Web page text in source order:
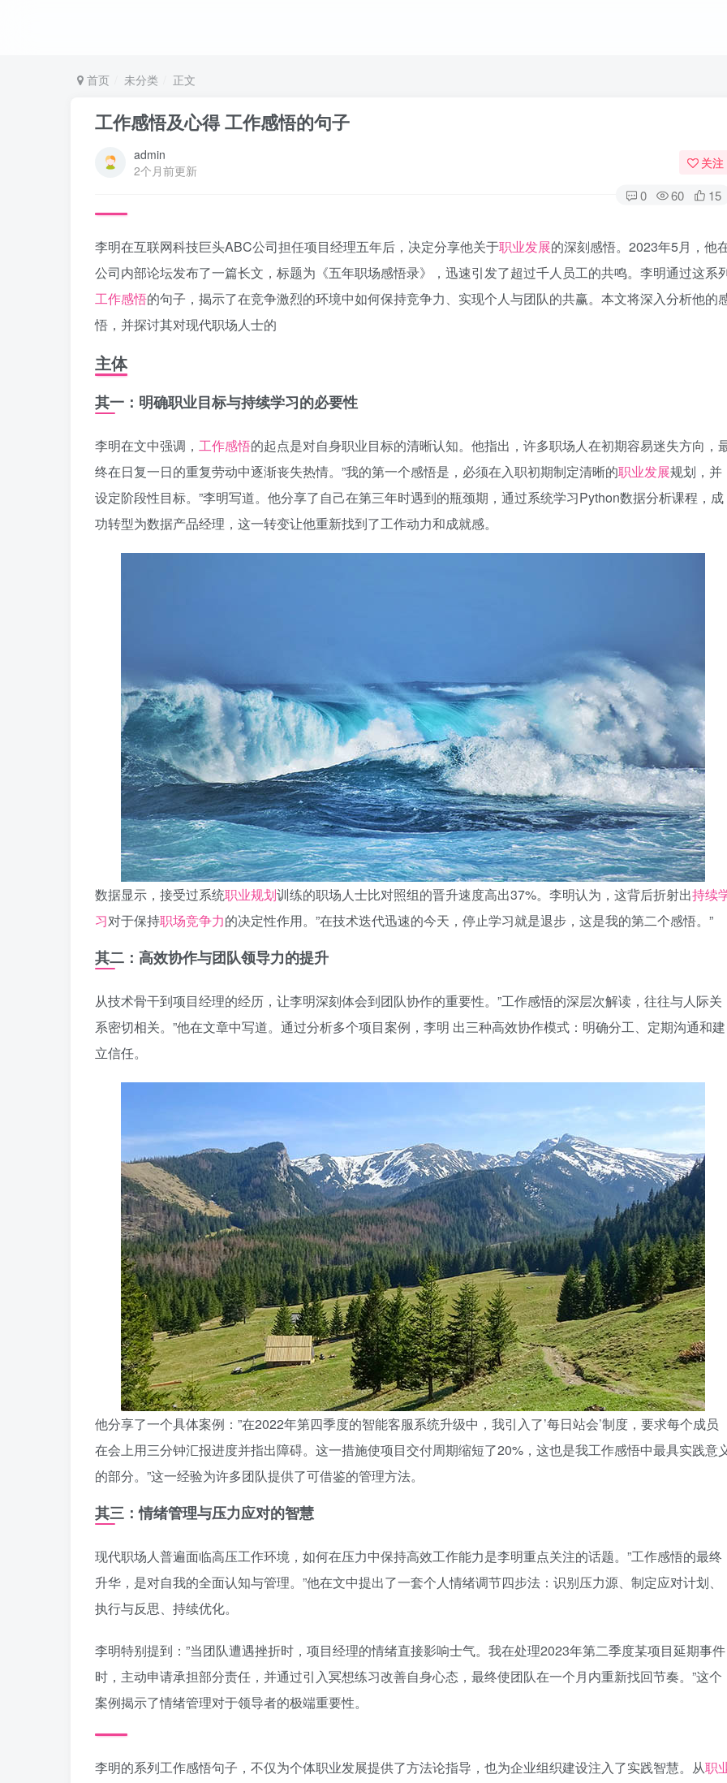
首页 未分类 正文
工作感悟及心得 工作感悟的句子
admin
2个月前更新
关注
0 60 15
李明在互联网科技巨头ABC公司担任项目经理五年后，决定分享他关于职业发展的深刻感悟。2023年5月，他
公司内部论坛发布了一篇长文，标题为《五年职场感悟录》，迅速引发了超过千人员工的共鸣。李明通过这系
工作感悟的句子，揭示了在竞争激烈的环境中如何保持竞争力、实现个人与团队的共赢。本文将深入分析他的
悟，并探讨其对现代职场人士的
主体
其一：明确职业目标与持续学习的必要性
李明在文中强调， 工作感悟的起点是对自身职业目标的清晰认知。他指出，许多职场人在初期容易迷失方向，
终在日复一日的重复劳动中逐渐丧失热情。”我的第一个感悟是，必须在入职初期制定清晰的职业发展规划，并
设定阶段性目标。”李明写道。他分享了自己在第三年时遇到的瓶颈期，通过系统学习Python数据分析课程，成
功转型为数据产品经理，这一转变让他重新找到了工作动力和成就感。
数据显示，接受过系统职业规划训练的职场人士比对照组的晋升速度高出37%。李明认为，这背后折射出持续
习对于保持职场竞争力的决定性作用。”在技术迭代迅速的今天，停止学习就是退步，这是我的第二个感悟。”
其二：高效协作与团队领导力的提升
从技术骨干到项目经理的经历，让李明深刻体会到团队协作的重要性。”工作感悟的深层次解读，往往与人际关
系密切相关。”他在文章中写道。通过分析多个项目案例，李明 出三种高效协作模式：明确分工、定期沟通和建
立信任。
他分享了一个具体案例：”在2022年第四季度的智能客服系统升级中，我引入了’每日站会’制度，要求每个成员
在会上用三分钟汇报进度并指出障碍。这一措施使项目交付周期缩短了20%，这也是我工作感悟中最具实践意
的部分。”这一经验为许多团队提供了可借鉴的管理方法。
其三：情绪管理与压力应对的智慧
现代职场人普遍面临高压工作环境，如何在压力中保持高效工作能力是李明重点关注的话题。”工作感悟的最终
升华，是对自我的全面认知与管理。”他在文中提出了一套个人情绪调节四步法：识别压力源、制定应对计划、
执行与反思、持续优化。
李明特别提到：”当团队遭遇挫折时，项目经理的情绪直接影响士气。我在处理2023年第二季度某项目延期事件
时，主动申请承担部分责任，并通过引入冥想练习改善自身心态，最终使团队在一个月内重新找回节奏。”这个
案例揭示了情绪管理对于领导者的极端重要性。
李明的系列工作感悟句子，不仅为个体职业发展提供了方法论指导，也为企业组织建设注入了实践智慧。从职